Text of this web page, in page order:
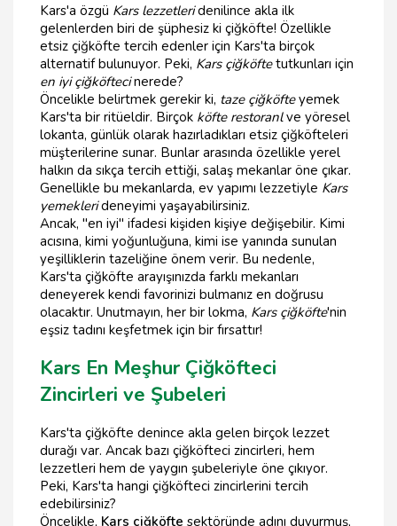
Kars'a özgü Kars lezzetleridenilince akla ilk
gelenlerden biri de şüphesiz ki çiğköfte! Özellikle
etsiz çiğköfte tercih edenler için Kars'ta birçok
alternatif bulunuyor. Peki, Kars çiğköftetutkunları için
en iyi çiğköftecinerede?
Öncelikle belirtmek gerekir ki, taze çiğköfteyemek
Kars'ta bir ritüeldir. Birçok köfte restoranlve yöresel
lokanta, günlük olarak hazırladıkları etsiz çiğköfteleri
müşterilerine sunar. Bunlar arasında özellikle yerel
halkın da sıkça tercih ettiği, salaş mekanlar öne çıkar.
Genellikle bu mekanlarda, ev yapımı lezzetiyle Kars
yemeklerideneyimi yaşayabilirsiniz.
Ancak, "en iyi" ifadesi kişiden kişiye değişebilir. Kimi
acısına, kimi yoğunluğuna, kimi ise yanında sunulan
yeşilliklerin tazeliğine önem verir. Bu nedenle,
Kars'ta çiğköfte arayışınızda farklı mekanları
deneyerek kendi favorinizi bulmanız en doğrusu
olacaktır. Unutmayın, her bir lokma, Kars çiğköfte'nin
eşsiz tadını keşfetmek için bir fırsattır!
Kars En Meşhur Çiğköfteci
Zincirleri ve Şubeleri
Kars'ta çiğköfte denince akla gelen birçok lezzet
durağı var. Ancak bazı çiğköfteci zincirleri, hem
lezzetleri hem de yaygın şubeleriyle öne çıkıyor.
Peki, Kars'ta hangi çiğköfteci zincirlerini tercih
edebilirsiniz?
Öncelikle, Kars çiğköfte sektöründe adını duyurmuş,